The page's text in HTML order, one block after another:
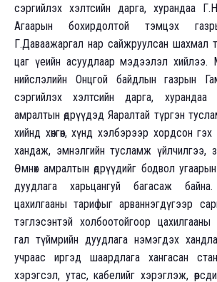
сэргийлэх хэлтсийн дарга, хурандаа
Агаарын бохирдолтой тэмцэх
Г.Даваажаргал нар сайжруулсан шахмал
цаг үеийн асуудлаар мэдээлэл хийлээ.
нийслэлийн Онцгой байдлын газрын
сэргийлэх хэлтсийн дарга, хурандаа
амралтын өдрүүдэд Яаралтай түргэн
хийнд хөнгөн, хүнд хэлбэрээр хордсон
хандаж, эмнэлгийн тусламж үйлчилгээ,
Өмнөх амралтын өдрүүдийг бодвол
дуудлага харьцангуй багасаж
цахилгааны тарифыг арваннэгдүгээр
тэглэсэнтэй холбоотойгоор
гал түймрийн дуудлага нэмэгдэх
учраас иргэд шаардлага хангасан
хэрэгсэл, утас, кабелийг хэрэглэж,